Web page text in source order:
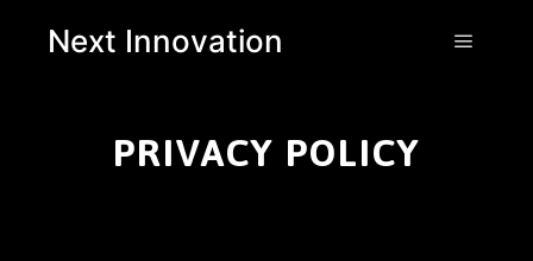
Next Innovation
PRIVACY POLICY